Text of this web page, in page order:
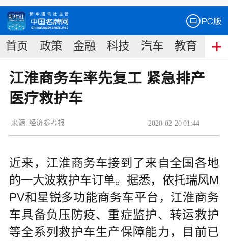
首页 政策 金融 科技 汽车 教育 食
江淮商务车率先复工 紧急排产
医疗救护车
2020-02-20 01:44
来源: 经济参考报
近来，江淮商务车接到了来自全国各地
的一大波救护车订单。据悉，依托瑞风M
PV和星锐多功能商务车平台，江淮商务
车具备负压防疫、重症监护、转运救护
等全系列救护车生产保障能力，目前已